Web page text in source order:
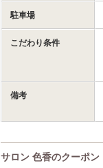
駐車場
こだわり条件
備考
サロン 色香のクーポン